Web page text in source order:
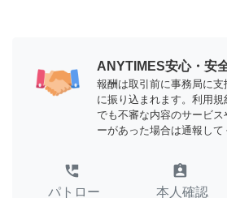
ANYTIMES安心・安
報酬は取引前に事務局に
に振り込まれます。利用
でも不審な内容のサービ
ーがあった場合は通報して
perm_phone_msg
パトロー
assignment_ind
本人確認